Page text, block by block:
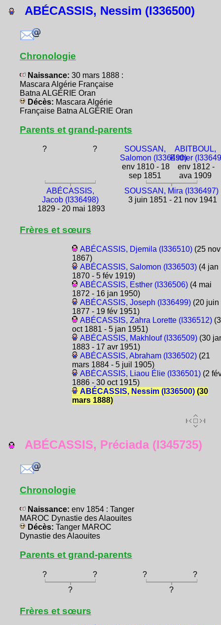
ABÉCASSIS, Nessim (I336500)
Chronologie
Naissance: 30 mars 1888 :
Mascara Algérie Française
Batna ALGÉRIE Oran
Décès: Mascara Algérie
Française Batna ALGÉRIE Oran
Parents et grand-parents
? ?
SOUSSAN,
Salomon (I336490)
env 1810 - 18
sep 1851
ABITBOUL,
Esther
env 1812 -
ava 1909
ABÉCASSIS,
Jacob (I336498)
1829 - 20 mai 1893
SOUSSAN, Mira (I336497)
3 juin 1851 - 21 nov 1941
Frères et sœurs
ABÉCASSIS, Djemila (I336510)(25 nov
1867)
ABÉCASSIS, Salomon (I336503)(4 jan
1870 - 5 fév 1919)
ABÉCASSIS, Esther (I336506)(4 mai
1872 - 16 jan 1950)
ABÉCASSIS, Joseph (I336499)(20 juin
1877 - 19 fév 1951)
ABÉCASSIS, Zahra Lorette (I336512)
oct 1881 - 5 jan 1951)
ABÉCASSIS, Makhlouf (I336509)(30
1883 - 17 avr 1951)
ABÉCASSIS, Abraham (I336502)(21
mars 1884 - 5 juil 1905)
ABÉCASSIS, Liaou Élie (I336501)(2
1886 - 30 oct 1915)
ABÉCASSIS, Nessim (I336500)(30
mars 1888)
ABÉCASSIS, Préciada (I345735)
Chronologie
Naissance: env 1854 : Tanger
MAROC Dynastie des Alaouites
Décès: Tanger MAROC
Dynastie des Alaouites
Parents et grand-parents
? ? ?
?
?
?
Frères et sœurs